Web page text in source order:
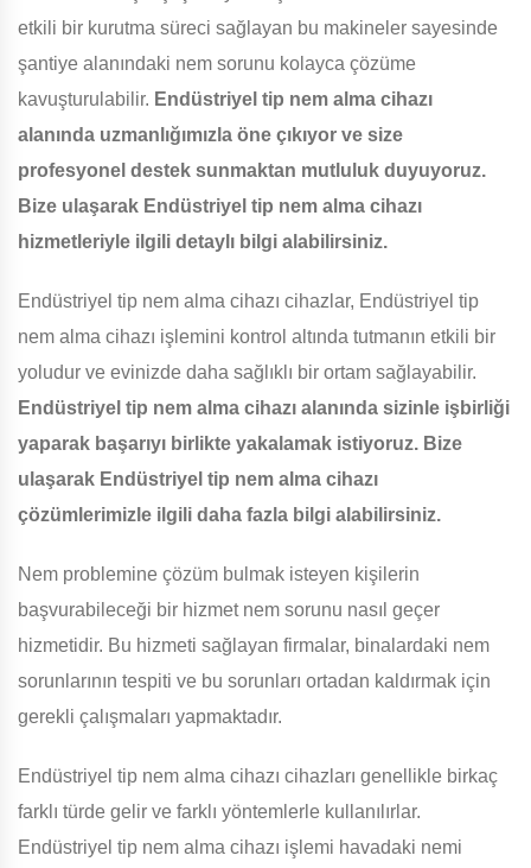
etkili bir kurutma süreci sağlayan bu makineler sayesinde
şantiye alanındaki nem sorunu kolayca çözüme
kavuşturulabilir. Endüstriyel tip nem alma cihazı
alanında uzmanlığımızla öne çıkıyor ve size
profesyonel destek sunmaktan mutluluk duyuyoruz.
Bize ulaşarak Endüstriyel tip nem alma cihazı
hizmetleriyle ilgili detaylı bilgi alabilirsiniz.
Endüstriyel tip nem alma cihazı cihazlar, Endüstriyel tip
nem alma cihazı işlemini kontrol altında tutmanın etkili bir
yoludur ve evinizde daha sağlıklı bir ortam sağlayabilir.
Endüstriyel tip nem alma cihazı alanında sizinle işbirliği
yaparak başarıyı birlikte yakalamak istiyoruz. Bize
ulaşarak Endüstriyel tip nem alma cihazı
çözümlerimizle ilgili daha fazla bilgi alabilirsiniz.
Nem problemine çözüm bulmak isteyen kişilerin
başvurabileceği bir hizmet nem sorunu nasıl geçer
hizmetidir. Bu hizmeti sağlayan firmalar, binalardaki nem
sorunlarının tespiti ve bu sorunları ortadan kaldırmak için
gerekli çalışmaları yapmaktadır.
Endüstriyel tip nem alma cihazı cihazları genellikle birkaç
farklı türde gelir ve farklı yöntemlerle kullanılırlar.
Endüstriyel tip nem alma cihazı işlemi havadaki nemi